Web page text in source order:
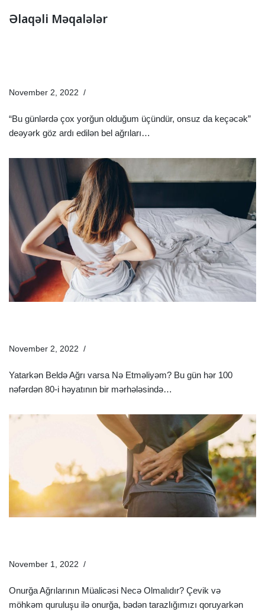
Əlaqəli Məqalələr
November 2, 2022
“Bu günlərdə çox yorğun olduğum üçündür, onsuz da keçəcək”
deəyərk göz ardı edilən bel ağrıları…
November 2, 2022
Yatarkən Beldə Ağrı varsa Nə Etməliyəm? Bu gün hər 100
nəfərdən 80-i həyatının bir mərhələsində…
November 1, 2022
Onurğa Ağrılarının Müalicəsi Necə Olmalıdır? Çevik və
möhkəm quruluşu ilə onurğa, bədən tarazlığımızı qoruyarkən